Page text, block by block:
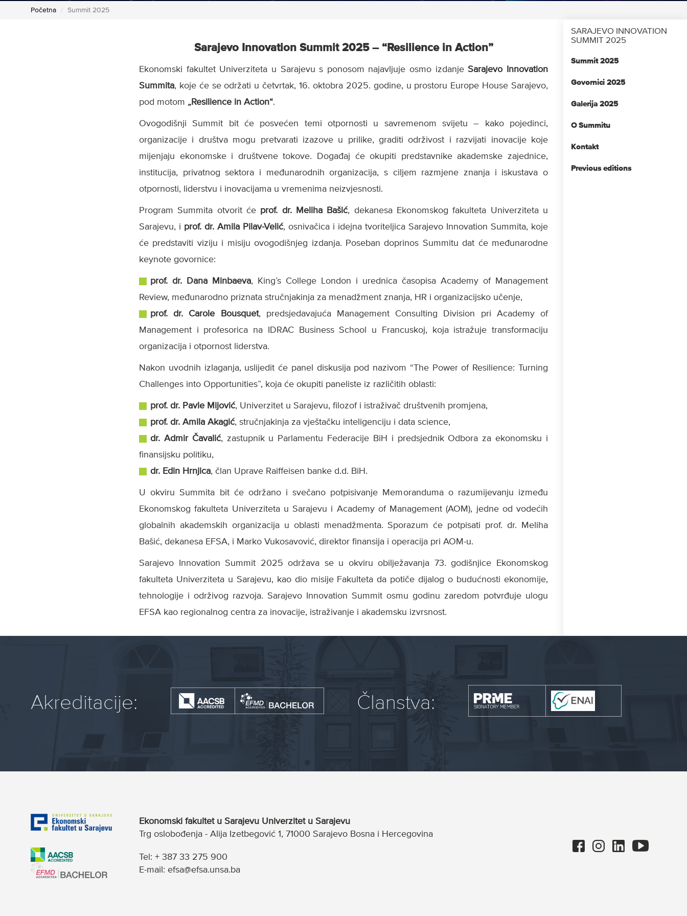
Početna Summit 2025
Sarajevo Innovation Summit 2025 – “Resilience in Action”
Ekonomski fakultet Univerziteta u Sarajevu s ponosom najavljuje osmo izdanje Sarajevo Innovation
Summita, koje će se održati u četvrtak, 16. oktobra 2025. godine, u prostoru Europe House Sarajevo,
pod motom „Resilience in Action“.
Ovogodišnji Summit bit će posvećen temi otpornosti u savremenom svijetu – kako pojedinci,
organizacije i društva mogu pretvarati izazove u prilike, graditi održivost i razvijati inovacije koje
mijenjaju ekonomske i društvene tokove. Događaj će okupiti predstavnike akademske zajednice,
institucija, privatnog sektora i međunarodnih organizacija, s ciljem razmjene znanja i iskustava o
otpornosti, liderstvu i inovacijama u vremenima neizvjesnosti.
Program Summita otvorit će prof. dr. Meliha Bašić, dekanesa Ekonomskog fakulteta Univerziteta u
Sarajevu, i prof. dr. Amila Pilav-Velić, osnivačica i idejna tvoriteljica Sarajevo Innovation Summita, koje
će predstaviti viziju i misiju ovogodišnjeg izdanja. Poseban doprinos Summitu dat će međunarodne
keynote govornice:
prof. dr. Dana Minbaeva, King’s College London i urednica časopisa Academy of Management
Review, međunarodno priznata stručnjakinja za menadžment znanja, HR i organizacijsko učenje,
prof. dr. Carole Bousquet, predsjedavajuća Management Consulting Division pri Academy of
Management i profesorica na IDRAC Business School u Francuskoj, koja istražuje transformaciju
organizacija i otpornost liderstva.
Nakon uvodnih izlaganja, uslijedit će panel diskusija pod nazivom “The Power of Resilience: Turning
Challenges into Opportunities”, koja će okupiti paneliste iz različitih oblasti:
prof. dr. Pavle Mijović, Univerzitet u Sarajevu, filozof i istraživač društvenih promjena,
prof. dr. Amila Akagić, stručnjakinja za vještačku inteligenciju i data science,
dr. Admir Čavalić, zastupnik u Parlamentu Federacije BiH i predsjednik Odbora za ekonomsku i
finansijsku politiku,
dr. Edin Hrnjica, član Uprave Raiffeisen banke d.d. BiH.
U okviru Summita bit će održano i svečano potpisivanje Memoranduma o razumijevanju između
Ekonomskog fakulteta Univerziteta u Sarajevu i Academy of Management (AOM), jedne od vodećih
globalnih akademskih organizacija u oblasti menadžmenta. Sporazum će potpisati prof. dr. Meliha
Bašić, dekanesa EFSA, i Marko Vukosavović, direktor finansija i operacija pri AOM-u.
Sarajevo Innovation Summit 2025 održava se u okviru obilježavanja 73. godišnjice Ekonomskog
fakulteta Univerziteta u Sarajevu, kao dio misije Fakulteta da potiče dijalog o budućnosti ekonomije,
tehnologije i održivog razvoja. Sarajevo Innovation Summit osmu godinu zaredom potvrđuje ulogu
EFSA kao regionalnog centra za inovacije, istraživanje i akademsku izvrsnost.
SARAJEVO INNOVATION
SUMMIT 2025
Summit 2025
Govornici 2025
Galerija 2025
O Summitu
Kontakt
Previous editions
Akreditacije: Članstva:
Ekonomski fakultet u Sarajevu Univerzitet u Sarajevu
Trg oslobođenja - Alija Izetbegović 1, 71000 Sarajevo Bosna i Hercegovina
Tel: + 387 33 275 900
E-mail: efsa@efsa.unsa.ba